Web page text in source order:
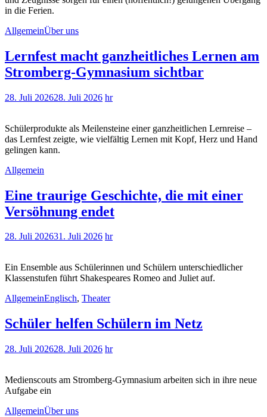
in die Ferien.
AllgemeinÜber uns
Lernfest macht ganzheitliches Lernen am
Stromberg-Gymnasium sichtbar
28. Juli 202628. Juli 2026 hr
Schülerprodukte als Meilensteine einer ganzheitlichen Lernreise –
das Lernfest zeigte, wie vielfältig Lernen mit Kopf, Herz und Hand
gelingen kann.
Allgemein
Eine traurige Geschichte, die mit einer
Versöhnung endet
28. Juli 202631. Juli 2026 hr
Ein Ensemble aus Schülerinnen und Schülern unterschiedlicher
Klassenstufen führt Shakespeares Romeo and Juliet auf.
AllgemeinEnglisch, Theater
Schüler helfen Schülern im Netz
28. Juli 202628. Juli 2026 hr
Medienscouts am Stromberg-Gymnasium arbeiten sich in ihre neue
Aufgabe ein
AllgemeinÜber uns